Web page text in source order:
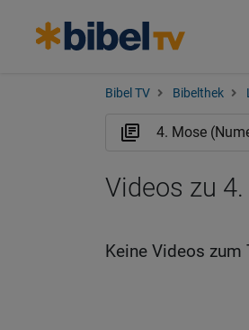
Bibel TV Bibelthek
Videos zu
Keine Videos zum